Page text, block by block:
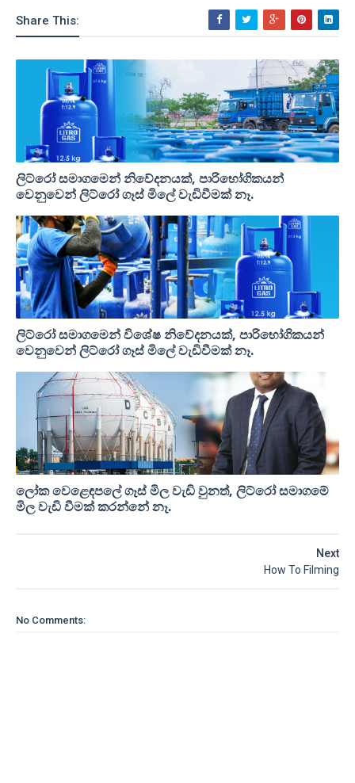
Share This:
ලිට්රෝ සමාගමෙන් නිවේදනයක්, පාරිභෝගිකයන්
වෙනුවෙන් ලිට්රෝ ගෑස් මිලේ වැඩිවීමක් නෑ.
ලිට්රෝ සමාගමෙන් විශේෂ නිවේදනයක්, පාරිභෝගිකයන්
වෙනුවෙන් ලිට්රෝ ගෑස් මිලේ වැඩිවීමක් නෑ.
ලෝක වෙළෙඳපලේ ගෑස් මිල වැඩි වුනත්, ලිට්රෝ සමාගමේ
මිල වැඩි වීමක් කරන්නේ නෑ.
Next
How To Filming
No Comments: